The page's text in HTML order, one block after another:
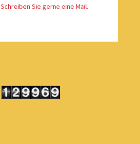
Schreiben Sie gerne eine Mail.